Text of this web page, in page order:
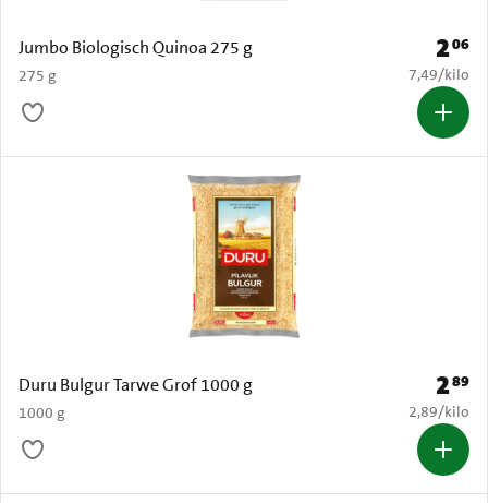
Jumbo Biologisch Quinoa 275 g
275 g
Prijs:
206
€ 7,49 per
7,49/kilo
Duru Bulgur Tarwe Grof 1000 g
1000 g
Prijs:
289
€ 2,89 per
2,89/kilo